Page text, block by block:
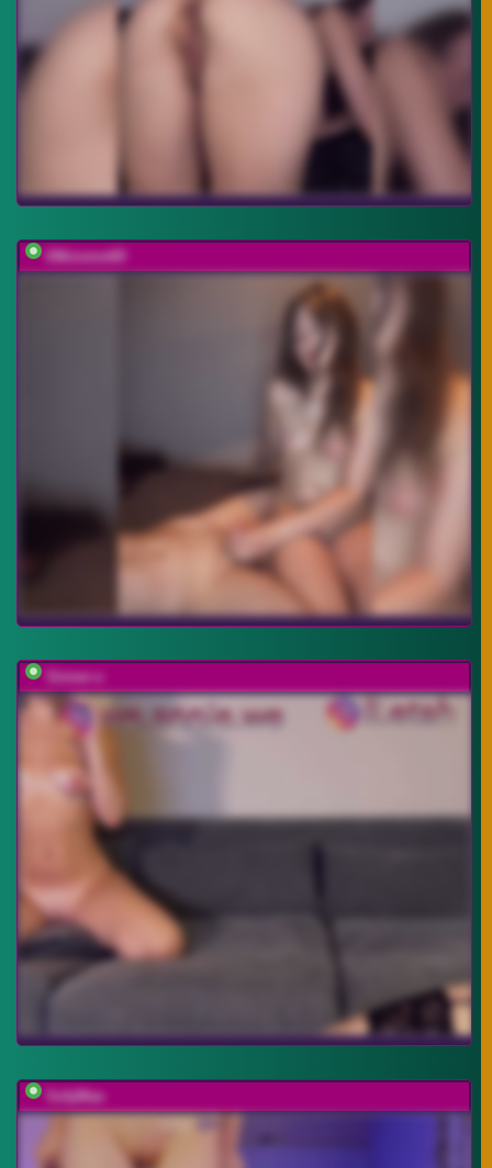
69kissme69
Sinner-s
SofyMae